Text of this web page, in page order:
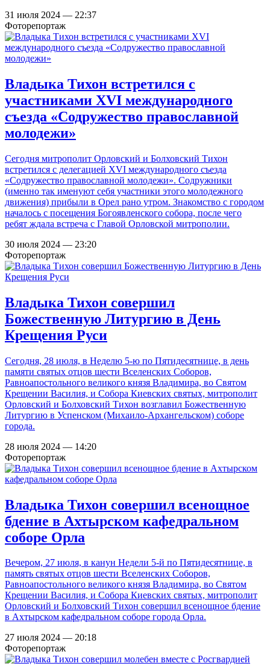
31 июля 2024 — 22:37
Фоторепортаж
Владыка Тихон встретился с
участниками XVI международного
съезда «Содружество православной
молодежи»
Сегодня митрополит Орловский и Болховский Тихон
встретился с делегацией XVI международного съезда
«Содружество православной молодежи». Содружники
(именно так именуют себя участники этого молодежного
движения) прибыли в Орел рано утром. Знакомство с городом
началось с посещения Богоявленского собора, после чего
ребят ждала встреча с Главой Орловской митрополии.
30 июля 2024 — 23:20
Фоторепортаж
Владыка Тихон совершил
Божественную Литургию в День
Крещения Руси
Сегодня, 28 июля, в Неделю 5-ю по Пятидесятнице, в день
памяти святых отцов шести Вселенских Соборов,
Равноапостольного великого князя Владимира, во Святом
Крещении Василия, и Собора Киевских святых, митрополит
Орловский и Болховский Тихон возглавил Божественную
Литургию в Успенском (Михаило-Архангельском) соборе
города.
28 июля 2024 — 14:20
Фоторепортаж
Владыка Тихон совершил всенощное
бдение в Ахтырском кафедральном
соборе Орла
Вечером, 27 июля, в канун Недели 5-й по Пятидесятнице, в
память святых отцов шести Вселенских Соборов,
Равноапостольного великого князя Владимира, во Святом
Крещении Василия, и Собора Киевских святых, митрополит
Орловский и Болховский Тихон совершил всенощное бдение
в Ахтырском кафедральном соборе города Орла.
27 июля 2024 — 20:18
Фоторепортаж